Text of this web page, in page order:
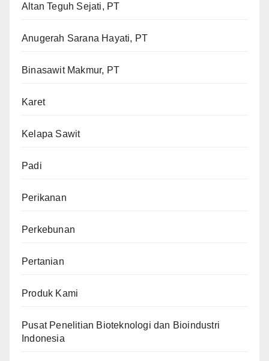
Altan Teguh Sejati, PT
Anugerah Sarana Hayati, PT
Binasawit Makmur, PT
Karet
Kelapa Sawit
Padi
Perikanan
Perkebunan
Pertanian
Produk Kami
Pusat Penelitian Bioteknologi dan Bioindustri
Indonesia